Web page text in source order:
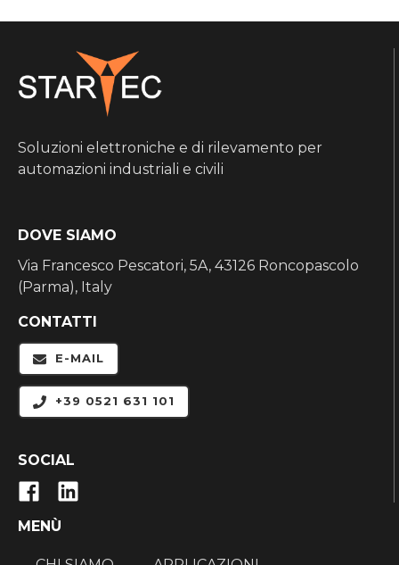
Soluzioni elettroniche e di rilevamento per
automazioni industriali e civili
DOVE SIAMO
Via Francesco Pescatori, 5A, 43126 Roncopascolo
(Parma), Italy
CONTATTI
E-MAIL
+39 0521 631 101
SOCIAL
MENÙ